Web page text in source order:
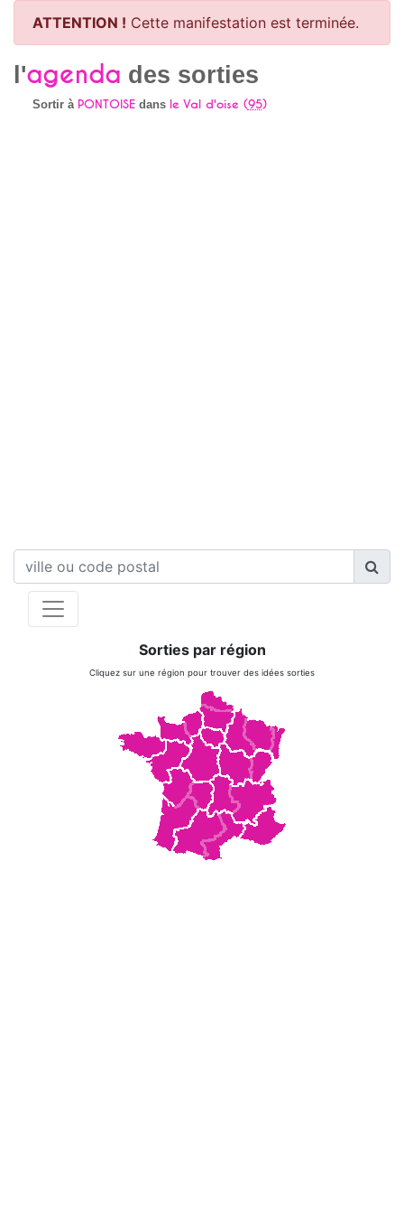
ATTENTION ! Cette manifestation est terminée.
l'agenda des sorties
Sortir à PONTOISEdans le Val d'oise (95)
Sorties par région
Cliquez sur une région pour trouver des idées sorties